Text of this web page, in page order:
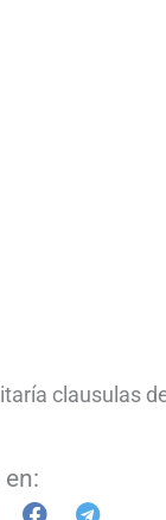
clausulas